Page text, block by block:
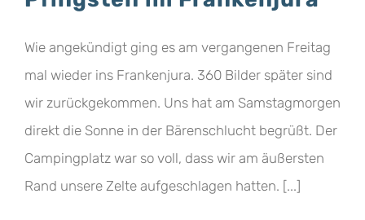
Wie angekündigt ging es am vergangenen Freitag
mal wieder ins Frankenjura. 360 Bilder später sind
wir zurückgekommen. Uns hat am Samstagmorgen
direkt die Sonne in der Bärenschlucht begrüßt. Der
Campingplatz war so voll, dass wir am äußersten
Rand unsere Zelte aufgeschlagen hatten. [...]